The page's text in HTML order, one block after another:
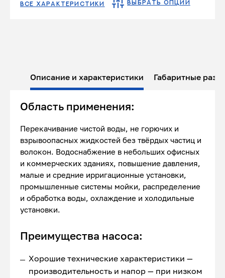
ВСЕ ХАРАКТЕРИСТИКИ ВЫБРАТЬ ОПЦИИ
Описание и характеристики Габаритные
Область применения:
Перекачивание чистой воды, не горючих и
взрывоопасных жидкостей без твёрдых частиц и
волокон. Водоснабжение в небольших офисных
и коммерческих зданиях, повышение давления,
малые и средние ирригационные установки,
промышленные системы мойки, распределение
и обработка воды, охлаждение и холодильные
установки.
Преимущества насоса:
Хорошие технические характеристики —
производительность и напор — при низком